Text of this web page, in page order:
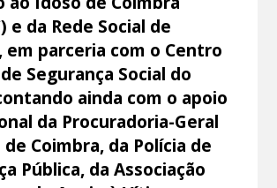
e da Rede Social de
em parceria com o Centro
Segurança Social do
ainda com o apoio
da Procuradoria-Geral
de Coimbra, da Polícia de
Pública, da Associação